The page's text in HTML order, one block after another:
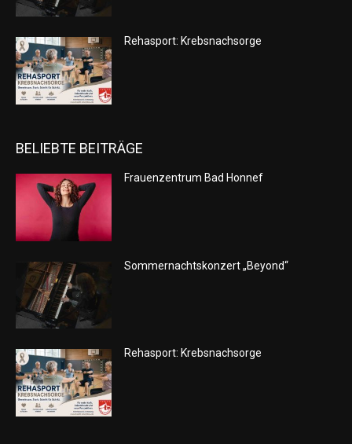
Rehasport: Krebsnachsorge
BELIEBTE BEITRÄGE
Frauenzentrum Bad Honnef
Sommernachtskonzert „Beyond“
Rehasport: Krebsnachsorge